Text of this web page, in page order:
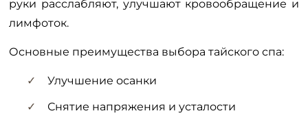
руки расслабляют, улучшают кровообращение и
лимфоток.
Основные преимущества выбора тайского спа:
Улучшение осанки
Снятие напряжения и усталости